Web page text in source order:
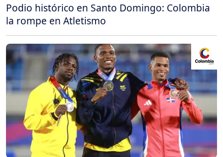
Podio histórico en Santo Domingo: Colombia
la rompe en Atletismo